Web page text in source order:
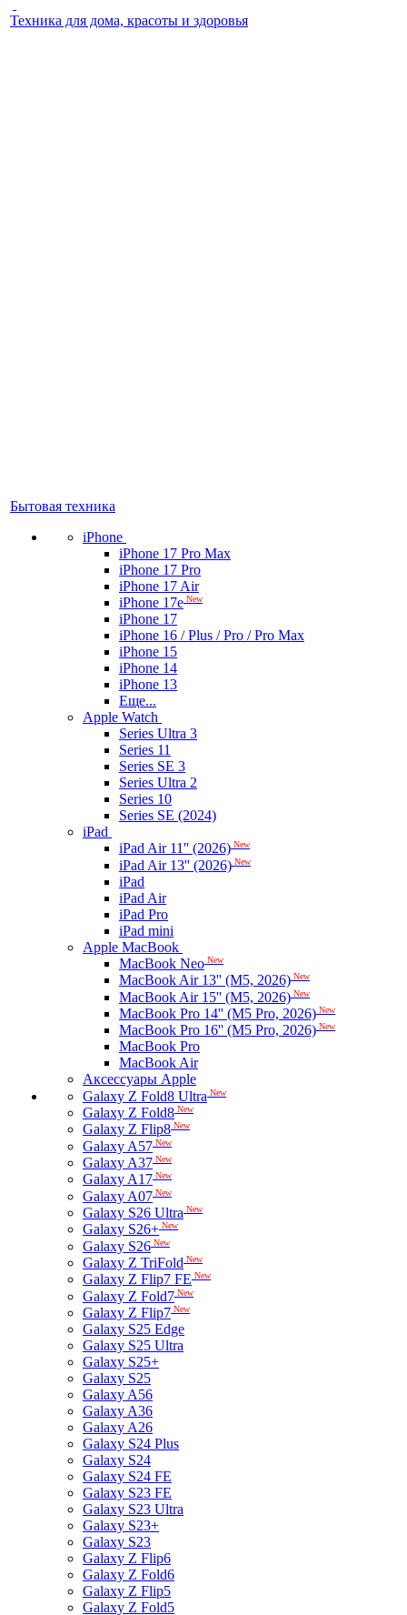
Техника для дома, красоты и здоровья
Бытовая техника
iPhone
iPhone 17 Pro Max
iPhone 17 Pro
iPhone 17 Air
iPhone 17e New
iPhone 17
iPhone 16 / Plus / Pro / Pro Max
iPhone 15
iPhone 14
iPhone 13
Еще...
Apple Watch
Series Ultra 3
Series 11
Series SE 3
Series Ultra 2
Series 10
Series SE (2024)
iPad
iPad Air 11'' (2026) New
iPad Air 13'' (2026) New
iPad
iPad Air
iPad Pro
iPad mini
Apple MacBook
MacBook Neo New
MacBook Air 13'' (M5, 2026) New
MacBook Air 15'' (M5, 2026) New
MacBook Pro 14'' (M5 Pro, 2026) New
MacBook Pro 16'' (M5 Pro, 2026) New
MacBook Pro
MacBook Air
Аксессуары Apple
Galaxy Z Fold8 Ultra New
Galaxy Z Fold8 New
Galaxy Z Flip8 New
Galaxy A57 New
Galaxy A37 New
Galaxy A17 New
Galaxy A07 New
Galaxy S26 Ultra New
Galaxy S26+ New
Galaxy S26 New
Galaxy Z TriFold New
Galaxy Z Flip7 FE New
Galaxy Z Fold7 New
Galaxy Z Flip7 New
Galaxy S25 Edge
Galaxy S25 Ultra
Galaxy S25+
Galaxy S25
Galaxy A56
Galaxy A36
Galaxy A26
Galaxy S24 Plus
Galaxy S24
Galaxy S24 FE
Galaxy S23 FE
Galaxy S23 Ultra
Galaxy S23+
Galaxy S23
Galaxy Z Flip6
Galaxy Z Fold6
Galaxy Z Flip5
Galaxy Z Fold5